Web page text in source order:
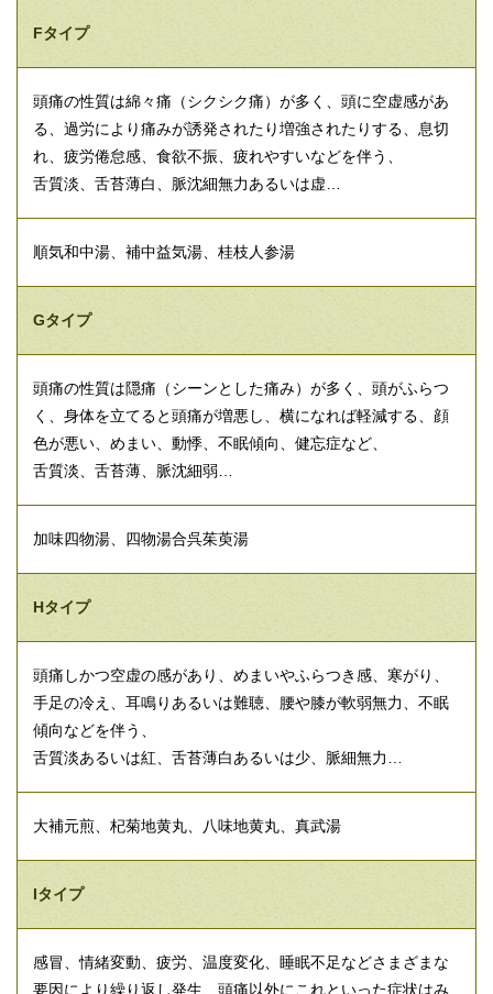
Fタイプ
頭痛の性質は綿々痛（シクシク痛）が多く、頭に空虚感があ
る、過労により痛みが誘発されたり増強されたりする、息切
れ、疲労倦怠感、食欲不振、疲れやすいなどを伴う、
舌質淡、舌苔薄白、脈沈細無力あるいは虚…
順気和中湯、補中益気湯、桂枝人参湯
Gタイプ
頭痛の性質は隠痛（シーンとした痛み）が多く、頭がふらつ
く、身体を立てると頭痛が増悪し、横になれば軽減する、顔
色が悪い、めまい、動悸、不眠傾向、健忘症など、
舌質淡、舌苔薄、脈沈細弱…
加味四物湯、四物湯合呉茱萸湯
Hタイプ
頭痛しかつ空虚の感があり、めまいやふらつき感、寒がり、
手足の冷え、耳鳴りあるいは難聴、腰や膝が軟弱無力、不眠
傾向などを伴う、
舌質淡あるいは紅、舌苔薄白あるいは少、脈細無力…
大補元煎、杞菊地黄丸、八味地黄丸、真武湯
Iタイプ
感冒、情緒変動、疲労、温度変化、睡眠不足などさまざまな
要因により繰り返し発生、頭痛以外にこれといった症状はみ